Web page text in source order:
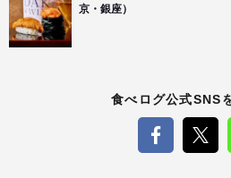
京・銀座）
食べログ公式SNS